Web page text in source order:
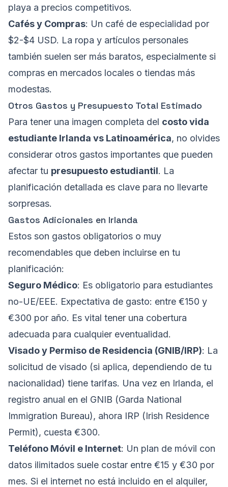
playa a precios competitivos.
Cafés y Compras: Un café de especialidad por
$2-$4 USD. La ropa y artículos personales
también suelen ser más baratos, especialmente si
compras en mercados locales o tiendas más
modestas.
Otros Gastos y Presupuesto Total Estimado
Para tener una imagen completa del costo vida
estudiante Irlanda vs Latinoamérica, no olvides
considerar otros gastos importantes que pueden
afectar tu presupuesto estudiantil. La
planificación detallada es clave para no llevarte
sorpresas.
Gastos Adicionales en Irlanda
Estos son gastos obligatorios o muy
recomendables que deben incluirse en tu
planificación:
Seguro Médico: Es obligatorio para estudiantes
no-UE/EEE. Expectativa de gasto: entre €150 y
€300 por año. Es vital tener una cobertura
adecuada para cualquier eventualidad.
Visado y Permiso de Residencia (GNIB/IRP): La
solicitud de visado (si aplica, dependiendo de tu
nacionalidad) tiene tarifas. Una vez en Irlanda, el
registro anual en el GNIB (Garda National
Immigration Bureau), ahora IRP (Irish Residence
Permit), cuesta €300.
Teléfono Móvil e Internet: Un plan de móvil con
datos ilimitados suele costar entre €15 y €30 por
mes. Si el internet no está incluido en el alquiler,